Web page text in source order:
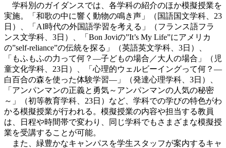
学科別のガイダンスでは、各学科の紹介のほか模擬授業を
実施。「和歌の中に響く動物の鳴き声」（国語国文学科、23
日）、「AI時代の外国語学習を考える」（フランス語フラ
ンス文学科、3日）、「Bon Joviの”It’s My Life”にアメリカ
の”self-reliance”の伝統を探る」（英語英文学科、3日）、
「もふもふの力って何？―子どもの場合／大人の場合」（児
童文化学科、23日）、「心理的ウェルビーイングって何？ ―
白百合の森を使った体験学習― 」（発達心理学科、3日）、
「アンパンマンの正義と勇気～アンパンマンの人気の秘密
～」（初等教育学科、23日）など、学科での学びの特色がわ
かる模擬授業が行われる。模擬授業の内容や担当する教員
は、日程や時間帯で変わり、同じ学科でもさまざまな模擬授
業を受講することが可能。
また、緑豊かなキャンパスを学生スタッフが案内するキャ